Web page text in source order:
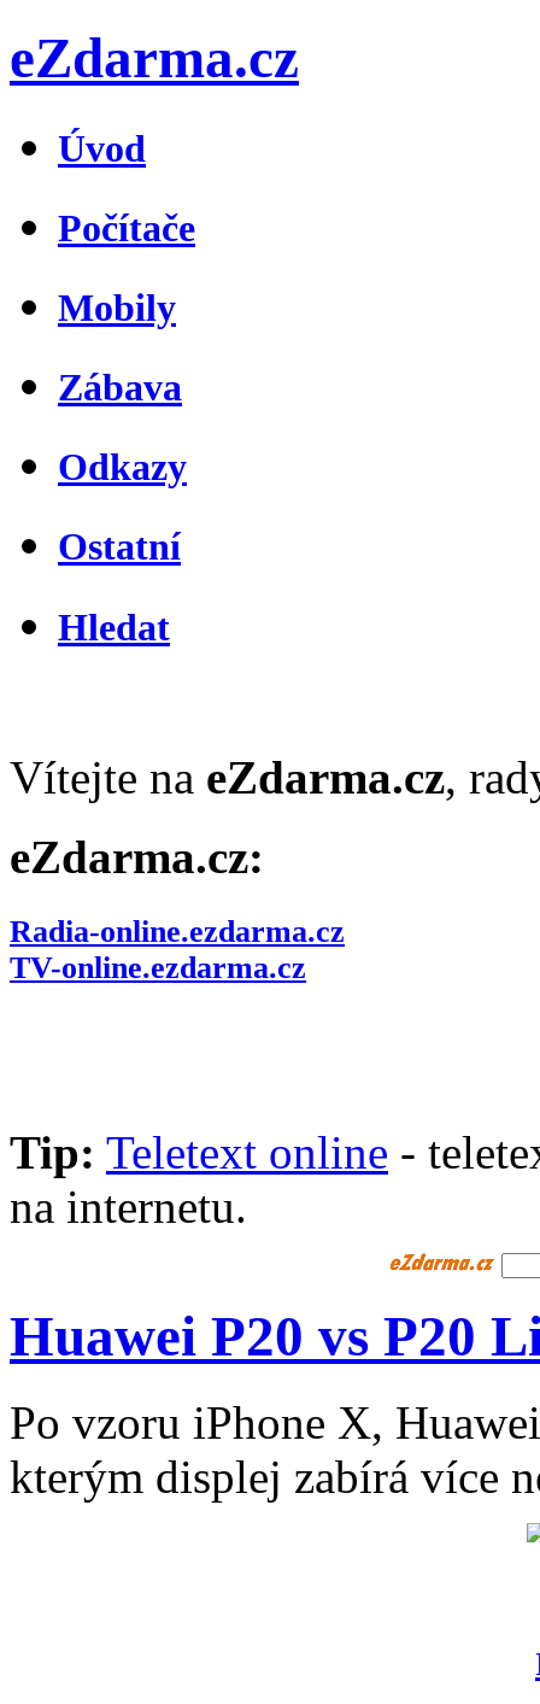
eZdarma.cz
Úvod
Počítače
Mobily
Zábava
Odkazy
Ostatní
Hledat
Vítejte na eZdarma.cz,
eZdarma.cz:
Radia-online.ezdarma.cz
TV-online.ezdarma.cz
Tip: Teletext online -
na internetu.
Huawei P20 vs P20
Po vzoru iPhone X,
kterým displej zabírá více